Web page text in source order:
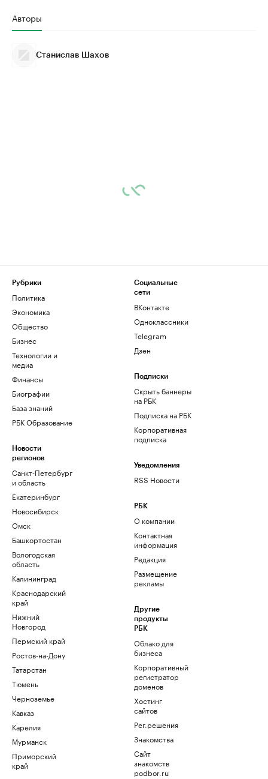
Авторы
Станислав Шахов
Рубрики
Политика
Экономика
Общество
Бизнес
Технологии и
медиа
Финансы
Биографии
База знаний
РБК Образование
Новости
регионов
Санкт-Петербург
и область
Екатеринбург
Новосибирск
Омск
Башкортостан
Вологодская
область
Калининград
Краснодарский
край
Нижний
Новгород
Пермский край
Ростов-на-Дону
Татарстан
Тюмень
Черноземье
Кавказ
Карелия
Мурманск
Приморский
край
Социальные
сети
ВКонтакте
Одноклассники
Telegram
Дзен
Подписки
Скрыть баннеры
на РБК
Подписка на РБК
Корпоративная
подписка
Уведомления
RSS Новости
РБК
О компании
Контактная
информация
Редакция
Размещение
рекламы
Другие
продукты
РБК
Облако для
бизнеса
Корпоративный
регистратор
доменов
Хостинг
сайтов
Рег.решения
Знакомства
Сайт
знакомств
podbor.ru